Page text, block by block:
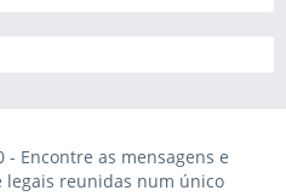
Encontre as mensagens e
legais reunidas num único